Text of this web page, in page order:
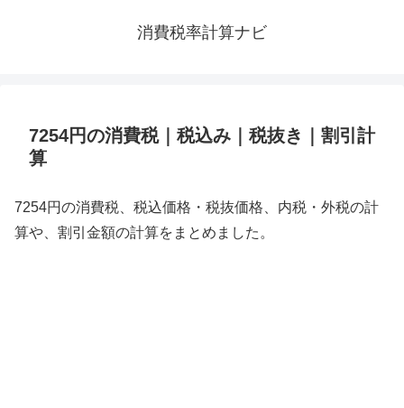
消費税率計算ナビ
7254円の消費税｜税込み｜税抜き｜割引計
算
7254円の消費税、税込価格・税抜価格、内税・外税の計
算や、割引金額の計算をまとめました。